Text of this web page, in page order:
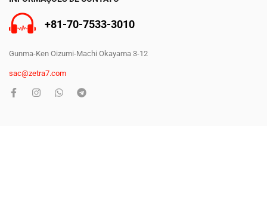
+81-70-7533-3010
Gunma-Ken Oizumi-Machi Okayama 3-12
sac@zetra7.com